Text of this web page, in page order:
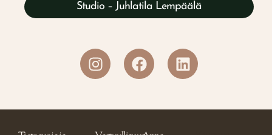
Studio – Juhlatila Lempäälä